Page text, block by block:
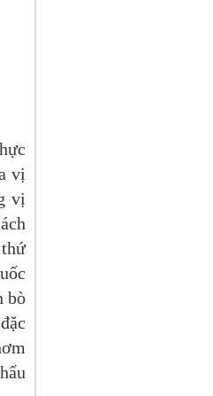
vị
vị
bò